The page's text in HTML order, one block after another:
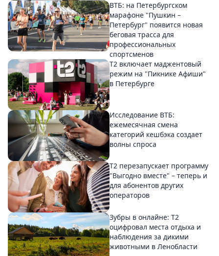
ВТБ: на Петербургском
марафоне "Пушкин –
Петербург" появится новая
беговая трасса для
профессиональных
спортсменов
Т2 включает маджентовый
режим на "Пикнике Афиши"
в Петербурге
Исследование ВТБ:
ежемесячная смена
категорий кешбэка создает
волны спроса
Т2 перезапускает программу
"Выгодно вместе" – теперь и
для абонентов других
операторов
Зубры в онлайне: Т2
оцифровал места отдыха и
наблюдения за дикими
животными в Ленобласти